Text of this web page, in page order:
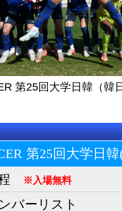
第25回大学日韓（
第25回大学日
程 ※入場無料
バーリスト